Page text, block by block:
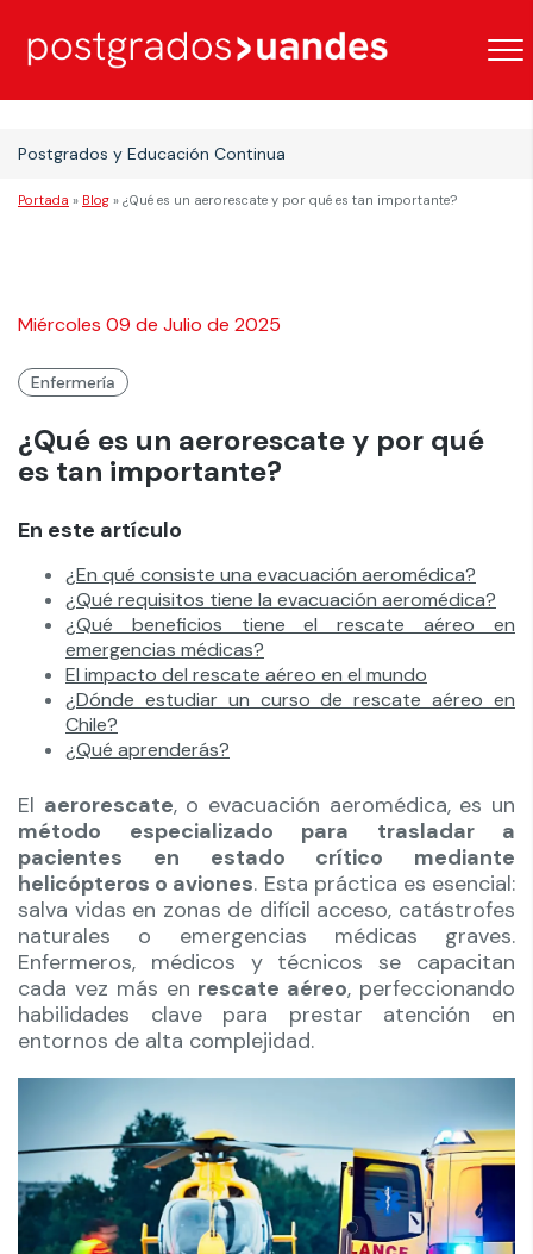
Postgrados y Educación Continua
Portada » Blog » ¿Qué es un aerorescate y por qué es tan importante?
Miércoles 09 de Julio de 2025
Enfermería
¿Qué es un aerorescate y por qué
es tan importante?
En este artículo
¿En qué consiste una evacuación aeromédica?
¿Qué requisitos tiene la evacuación aeromédica?
¿Qué beneficios tiene el rescate aéreo en
emergencias médicas?
El impacto del rescate aéreo en el mundo
¿Dónde estudiar un curso de rescate aéreo en
Chile?
¿Qué aprenderás?
El aerorescate, o evacuación aeromédica, es un
método especializado para trasladar a
pacientes en estado crítico mediante
helicópteros o aviones. Esta práctica es esencial:
salva vidas en zonas de difícil acceso, catástrofes
naturales o emergencias médicas graves.
Enfermeros, médicos y técnicos se capacitan
cada vez más en rescate aéreo, perfeccionando
habilidades clave para prestar atención en
entornos de alta complejidad.